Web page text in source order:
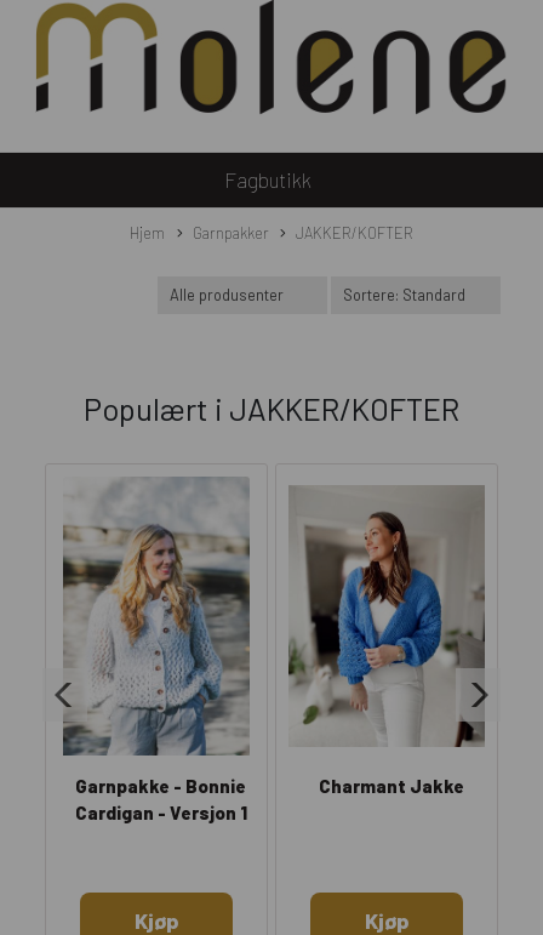
Fagbutikk
Hjem Garnpakker JAKKER/KOFTER
Populært i JAKKER/KOFTER
Garnpakke - Bonnie
Cardigan - Versjon 1
Kjøp
Charmant Jakke
Kjøp